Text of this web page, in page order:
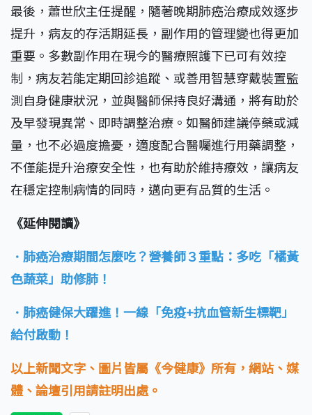
最後，蕭世欣主任提醒，隨著晚期肺癌治療成效逐步
提升，病友的存活期延長，副作用的管理變也得更加
重要。多數副作用在現今的醫療照護下已可有效控
制，病友若能定期回診追蹤、或善用智慧穿戴裝置監
測自身健康狀況，並與醫師保持良好溝通，將有助於
及早發現異常、即時調整治療。如醫師建議停藥或減
量，也不必過度擔憂，適度配合醫囑進行用藥調整，
不僅能提升治療安全性，也有助於維持療效，讓病友
在穩定控制病情的同時，邁向更有品質的生活。
《延伸閱讀》
．肺癌治療期間怎麼吃？營養師３重點：多吃「橘黃
色蔬菜」助修肺！
．肺癌健保大躍進！一線「免疫+抗血管新生標靶」
給付啟動！
以上新聞文字、圖片皆屬《今健康》所有，網站、媒
體、論壇引用請註明出處。